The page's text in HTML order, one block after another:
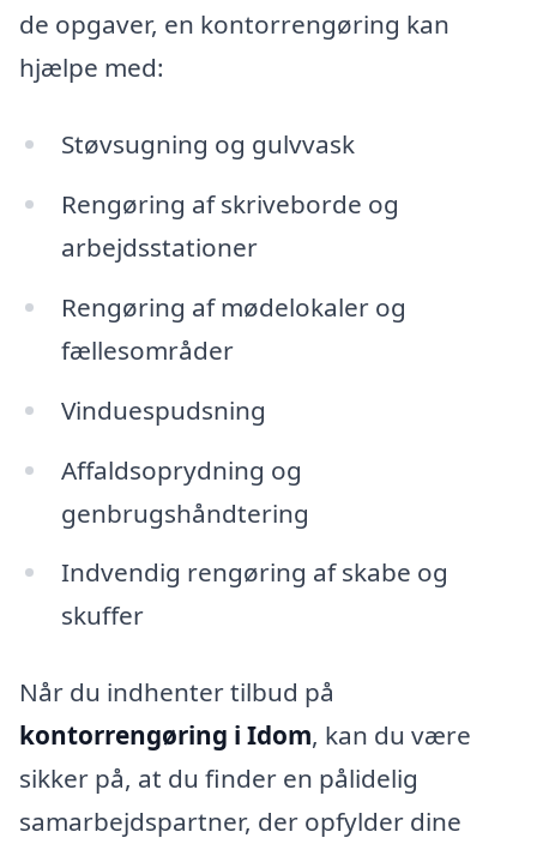
de opgaver, en kontorrengøring kan
hjælpe med:
Støvsugning og gulvvask
Rengøring af skriveborde og
arbejdsstationer
Rengøring af mødelokaler og
fællesområder
Vinduespudsning
Affaldsoprydning og
genbrugshåndtering
Indvendig rengøring af skabe og
skuffer
Når du indhenter tilbud på
kontorrengøring i Idom, kan du være
sikker på, at du finder en pålidelig
samarbejdspartner, der opfylder dine